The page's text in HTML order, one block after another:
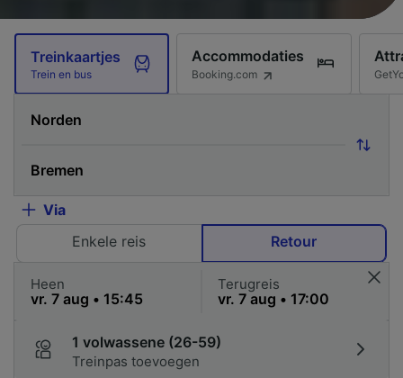
Treinkaartjes
Trein en bus
Accommodaties
Booking.com
Via
Enkele reis
Retour
Heen Terugreis
1 volwassene (26-59)
Treinpas toevoegen